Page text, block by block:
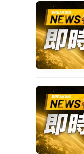
前往【08/05
前往【08/05